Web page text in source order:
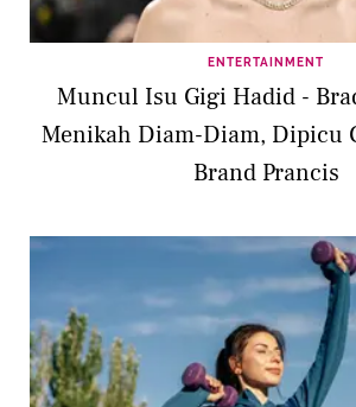
ENTERTAINMENT
Muncul Isu Gigi Hadid -
Menikah Diam-Diam, Dipicu
Brand Prancis